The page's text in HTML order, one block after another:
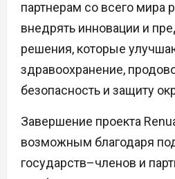
партнерам со всего мира
внедрять инновации и
решения, которые
здравоохранение,
безопасность и защиту
Завершение проекта
возможным благодаря
государств–членов и